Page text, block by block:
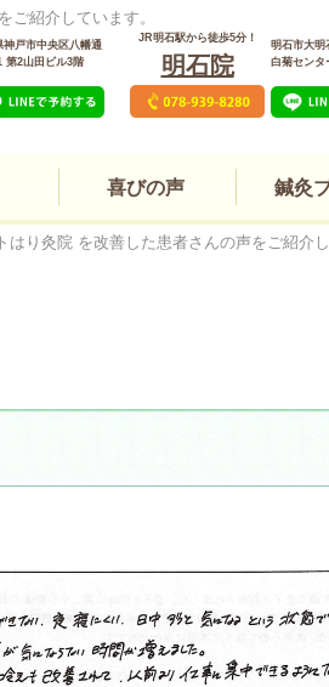
紹介しています。
神戸市中央区八幡通
第2山田ビル3階
JR明石駅から徒歩5分！
明石院
明石市大明
白菊センタ
喜びの声 鍼灸
り灸院 を改善した患者さんの声をご紹介し